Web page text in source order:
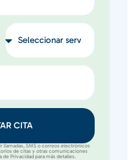
CITA
SMS o correos electrónicos
de citas y otras comunicaciones
de Privacidad para más detalles.